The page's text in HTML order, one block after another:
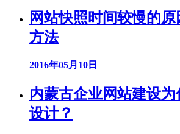
网站快照时间较慢的
方法
2016年05月10日
内蒙古企业网站建设
设计？